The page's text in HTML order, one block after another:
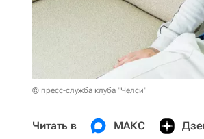
© пресс-служба клуба "Челси"
Читать в МАКС